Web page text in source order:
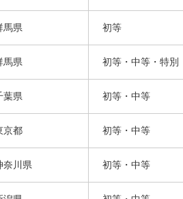
馬県 初等
馬県 初等・中等・特別
葉県 初等・中等
京都 初等・中等
奈川県 初等・中等